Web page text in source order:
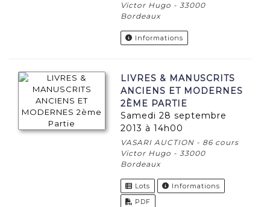
Victor Hugo - 33000
Bordeaux
Informations
LIVRES & MANUSCRITS
ANCIENS ET MODERNES
2ÈME PARTIE
samedi 28 septembre
2013 à 14h00
VASARI AUCTION - 86 cours
Victor Hugo - 33000
Bordeaux
Lots
Informations
PDF